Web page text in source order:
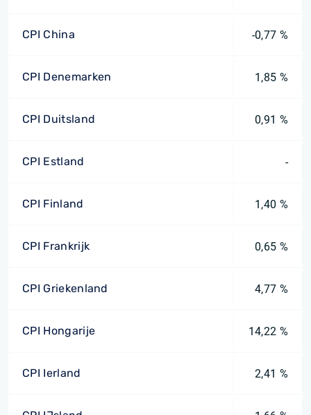
CPI China -0,77 %
CPI Denemarken 1,85 %
CPI Duitsland 0,91 %
CPI Estland -
CPI Finland 1,40 %
CPI Frankrijk 0,65 %
CPI Griekenland 4,77 %
CPI Hongarije 14,22 %
CPI Ierland 2,41 %